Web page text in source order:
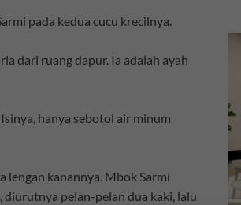
pada kedua cucu krecilnya.
dari ruang dapur. Ia adalah ayah
hanya sebotol air minum
lengan kanannya. Mbok Sarmi
diurutnya pelan-pelan dua kaki, lalu